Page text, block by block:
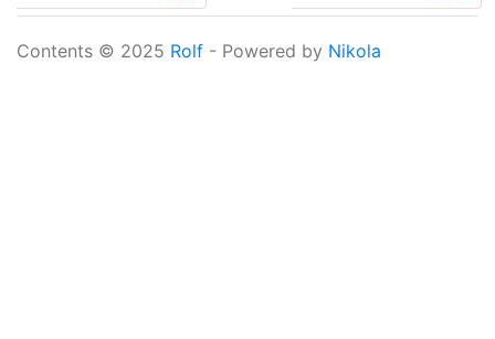
Contents © 2025 Rolf - Powered by Nikola